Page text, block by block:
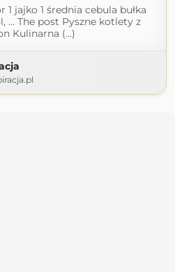
1 jajko 1 średnia cebula bułka
… The post Pyszne kotlety z
Kulinarna (...)